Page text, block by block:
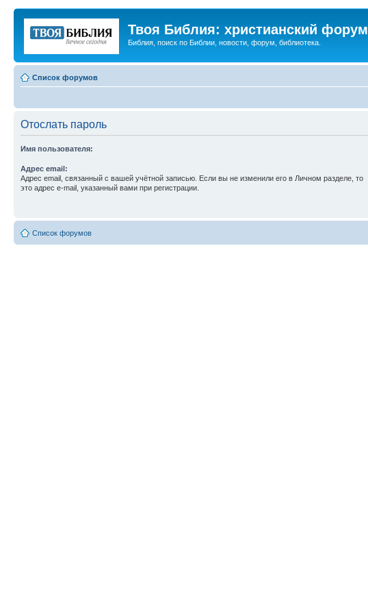
Твоя Библия: христианский форум
Библия, поиск по Библии, новости, форум, библиотека.
Список форумов
Отослать пароль
Имя пользователя:
Адрес email:
Адрес email, связанный с вашей учётной записью. Если вы не изменили его в Личном разделе, то
это адрес e-mail, указанный вами при регистрации.
Список форумов